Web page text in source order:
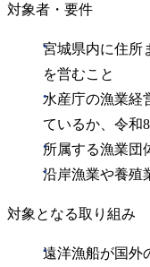
対象者・要件
宮城県内に住所
を営むこと
水産庁の漁業経
ているか、令和
所属する漁業団
沿岸漁業や養殖
対象となる取り組み
遠洋漁船が国外